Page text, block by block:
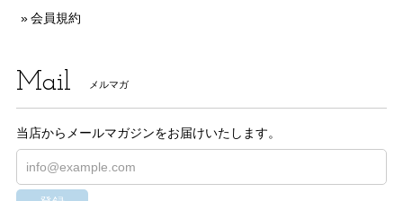
会員規約
Mail メルマガ
当店からメールマガジンをお届けいたします。